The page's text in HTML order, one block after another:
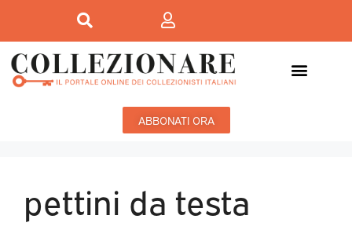
ABBONATI ORA
pettini da testa